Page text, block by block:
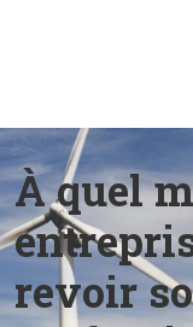
À quel
revoir